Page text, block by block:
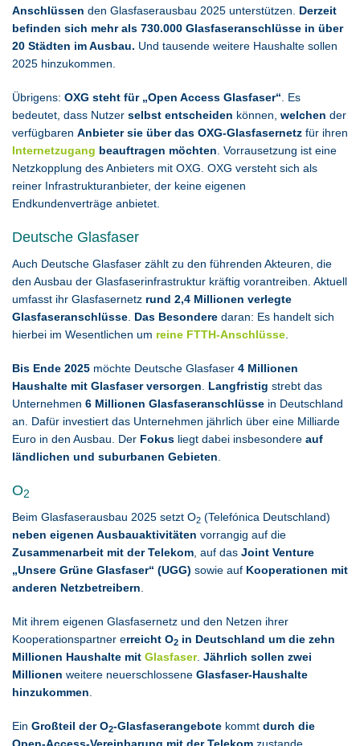
Anschlüssen den Glasfaserausbau 2025 unterstützen. Derzeit
befinden sich mehr als 730.000 Glasfaseranschlüsse in über
20 Städten im Ausbau. Und tausende weitere Haushalte sollen
2025 hinzukommen.
Übrigens: OXG steht für „Open Access Glasfaser“ . Es
bedeutet, dass Nutzer selbst entscheiden können, welchen der
verfügbaren Anbieter sie über das OXG-Glasfasernetz für ihren
Internetzugang beauftragen möchten . Vorrausetzung ist eine
Netzkopplung des Anbieters mit OXG. OXG versteht sich als
reiner Infrastrukturanbieter, der keine eigenen
Endkundenverträge anbietet.
Deutsche Glasfaser
Auch Deutsche Glasfaser zählt zu den führenden Akteuren, die
den Ausbau der Glasfaserinfrastruktur kräftig vorantreiben. Aktuell
umfasst ihr Glasfasernetz rund 2,4 Millionen verlegte
Glasfaseranschlüsse Das Besondere daran: Es handelt sich
hierbei im Wesentlichen um reine FTTH-Anschlüsse
Bis Ende 2025 möchte Deutsche Glasfaser 4 Millionen
Haushalte mit Glasfaser versorgen
Langfristig strebt das
Unternehmen 6 Millionen Glasfaseranschlüsse in Deutschland
an. Dafür investiert das Unternehmen jährlich über eine Milliarde
Euro in den Ausbau. Der Fokus liegt dabei insbesondere auf
ländlichen und suburbanen Gebieten
O2
Beim Glasfaserausbau 2025 setzt O2 (Telefónica Deutschland)
neben eigenen Ausbauaktivitäten vorrangig auf die
Zusammenarbeit mit der Telekom , auf das Joint Venture
„Unsere Grüne Glasfaser“ (UGG) sowie auf Kooperationen mit
anderen Netzbetreibern
Mit ihrem eigenen Glasfasernetz und den Netzen ihrer
Kooperationspartner erreicht O2 in Deutschland um die zehn
Millionen Haushalte mit Glasfaser. Jährlich sollen zwei
Millionen weitere neuerschlossene Glasfaser-Haushalte
hinzukommen
Ein Großteil der O2-Glasfaserangebote kommt durch die